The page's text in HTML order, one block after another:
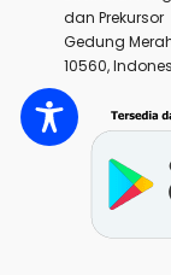
dan Prekursor
Gedung
10560,